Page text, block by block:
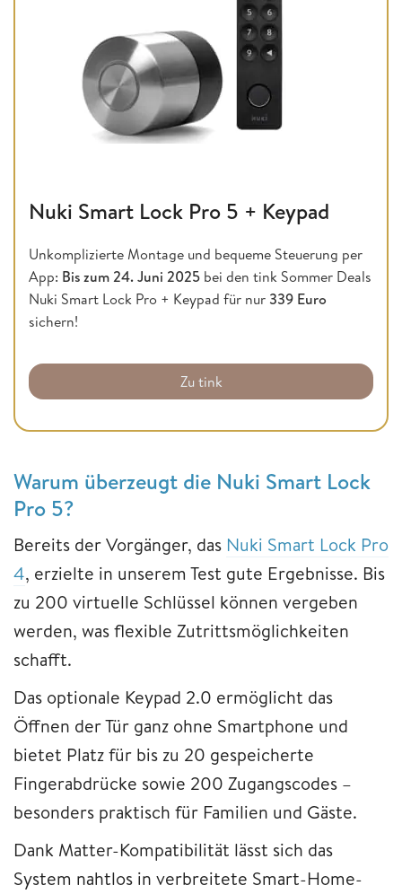
Nuki Smart Lock Pro 5 + Keypad
Unkomplizierte Montage und bequeme Steuerung per
App: Bis zum24. Juni 2025 bei den tink Sommer Deals
Nuki Smart Lock Pro + Keypad für nur 339 Euro
sichern!
Zu tink
Warum überzeugt die Nuki Smart Lock
Pro 5?
Bereits der Vorgänger, das Nuki Smart Lock Pro
4, erzielte in unserem Test gute Ergebnisse. Bis
zu 200 virtuelle Schlüssel können vergeben
werden, was flexible Zutrittsmöglichkeiten
schafft.
Das optionale Keypad 2.0 ermöglicht das
Öffnen der Tür ganz ohne Smartphone und
bietet Platz für bis zu 20 gespeicherte
Fingerabdrücke sowie 200 Zugangscodes –
besonders praktisch für Familien und Gäste.
Dank Matter-Kompatibilität lässt sich das
System nahtlos in verbreitete Smart-Home-